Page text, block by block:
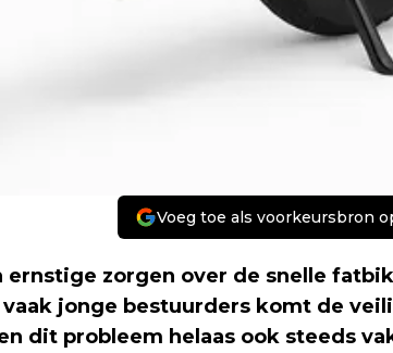
Voeg toe als voorkeursbron
zorgen over de snelle
jonge bestuurders komt de
dit probleem helaas ook steeds